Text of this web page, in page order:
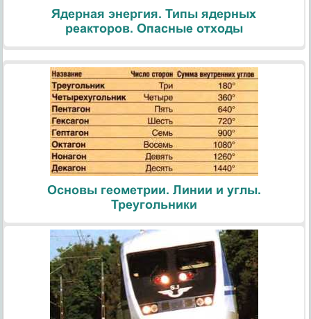
Ядерная энергия. Типы ядерных
реакторов. Опасные отходы
Основы геометрии. Линии и углы.
Треугольники